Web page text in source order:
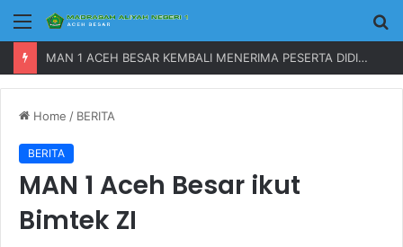
Menu
MAN 1 ACEH BESAR KEMBALI MENERIMA PESERTA DIDIK BARU TAHUN 2023
Home / BERITA
BERITA
MAN 1 Aceh Besar ikut
Bimtek ZI